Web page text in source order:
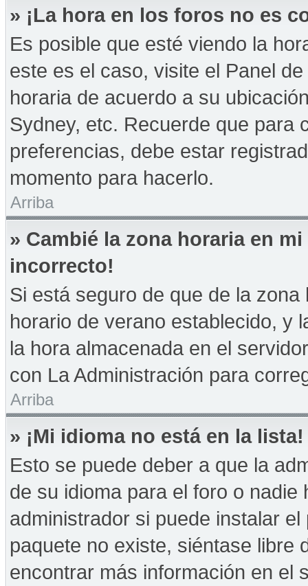
» ¡La hora en los foros no es
Es posible que esté viendo la
este es el caso, visite el Panel
horaria de acuerdo a su
Sydney, etc. Recuerde que para
preferencias, debe estar
momento para hacerlo.
Arriba
» Cambié la zona horaria en
incorrecto!
Si está seguro de que de la
horario de verano establecido, y
la hora almacenada en el
con La Administración para
Arriba
» ¡Mi idioma no está en la lista!
Esto se puede deber a que la
de su idioma para el foro o
administrador si puede instalar
paquete no existe, siéntase libre
encontrar más información en el